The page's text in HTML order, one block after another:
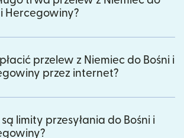
i Hercegowiny?
przelew z Niemiec do Bośni i
przez internet?
limity przesyłania do Bośni i